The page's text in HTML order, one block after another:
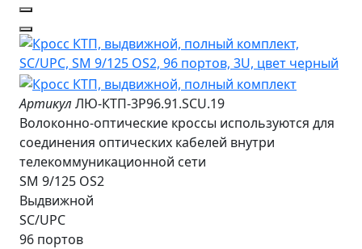
Артикул ЛЮ-КТП-3Р96.91.SCU.19
Волоконно-оптические кроссы используются для
соединения оптических кабелей внутри
телекоммуникационной сети
SM 9/125 OS2
Выдвижной
SC/UPC
96 портов